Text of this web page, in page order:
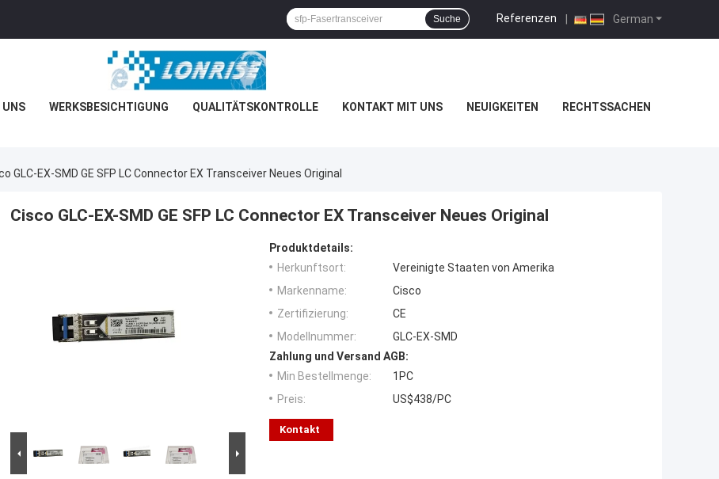
German
Referenzen |
Suche
UNS WERKSBESICHTIGUNG QUALITÄTSKONTROLLE KONTAKT MIT UNS NEUIGKEITEN RECHTSSACHEN
GLC-EX-SMD GE SFP LC Connector EX Transceiver Neues Original
Cisco GLC-EX-SMD GE SFP LC Connector EX Transceiver Neues Original
Produktdetails:
Herkunftsort:
Vereinigte Staaten von Amerika
Markenname:
Cisco
Zertifizierung:
CE
Modellnummer:
GLC-EX-SMD
Zahlung und Versand AGB:
Min Bestellmenge:
1PC
Preis:
US$438/PC
Kontakt